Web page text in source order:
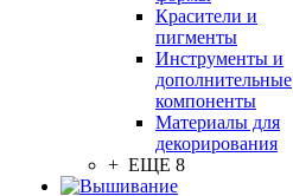
Красители и
пигменты
Инструменты и
дополнительные
компоненты
Материалы для
декорирования
+ ЕЩЕ 8